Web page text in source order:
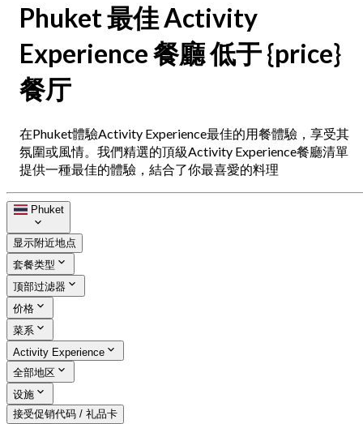
Phuket 最佳 Activity
Experience 餐廳 低于 {price}
餐厅
在Phuket體驗Activity Experience最佳的用餐體驗，享受其
氛圍或風情。我們精選的頂級Activity Experience餐廳清單
提供一種最佳的體驗，結合了你最喜愛的料理
Phuket
显示附近地点
套餐类型
顶部过滤器
价格
菜系
Activity Experience
全部地区
设施
接受促销代码 / 礼品卡